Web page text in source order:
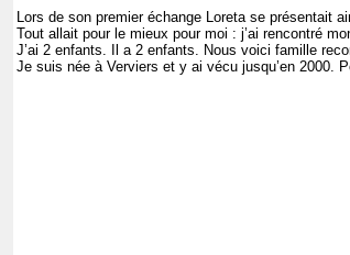
Lors de son premier échange Loreta se présentait
Tout allait pour le mieux pour moi : j’ai rencontré
J’ai 2 enfants. Il a 2 enfants. Nous voici famille
Je suis née à Verviers et y ai vécu jusqu’en 2000.